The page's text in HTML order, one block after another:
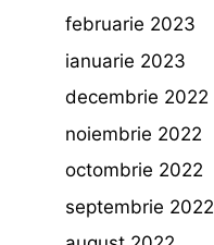
februarie 2023
ianuarie 2023
decembrie 2022
noiembrie 2022
octombrie 2022
septembrie 2022